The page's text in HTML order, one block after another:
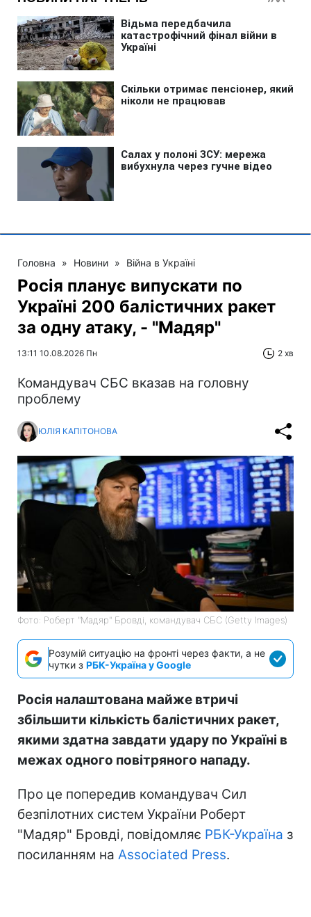
Головна » Новини » Війна в Україні
Росія планує випускати по
Україні 200 балістичних ракет
за одну атаку, - "Мадяр"
13:11 10.08.2026 Пн 2 хв
Командувач СБС вказав на головну
проблему
ЮЛІЯ КАПІТОНОВА
Фото: Роберт "Мадяр" Бровді, командувач СБС (Getty Images)
Розумій ситуацію на фронті через факти, а не
чутки з РБК-Україна у Google
Росія налаштована майже втричі
збільшити кількість балістичних ракет,
якими здатна завдати удару по Україні в
межах одного повітряного нападу.
Про це попередив командувач Сил
безпілотних систем України Роберт
"Мадяр" Бровді, повідомляє РБК-Україна з
посиланням на Associated Press.